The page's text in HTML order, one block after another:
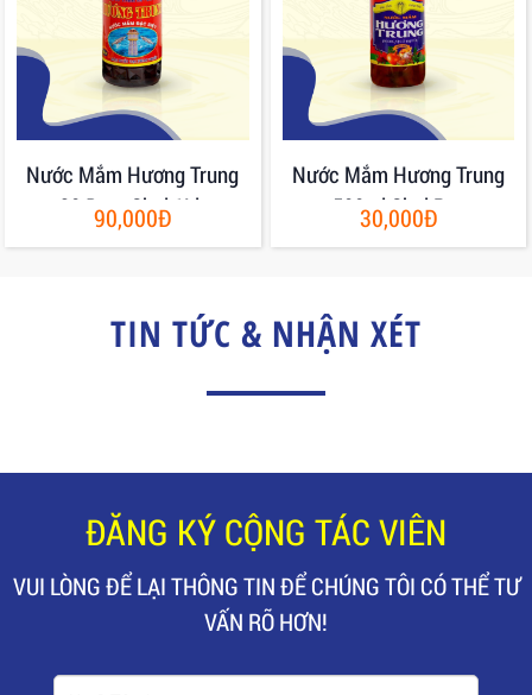
Nước Mắm Hương Trung
30 Đạm Chai 1Lit
90,000Đ
Nước Mắm Hương Trung
500ml Chai Pet
30,000Đ
TIN TỨC & NHẬN XÉT
ĐĂNG KÝ CỘNG TÁC VIÊN
VUI LÒNG ĐỂ LẠI THÔNG TIN ĐỂ CHÚNG TÔI CÓ THỂ TƯ
VẤN RÕ HƠN!